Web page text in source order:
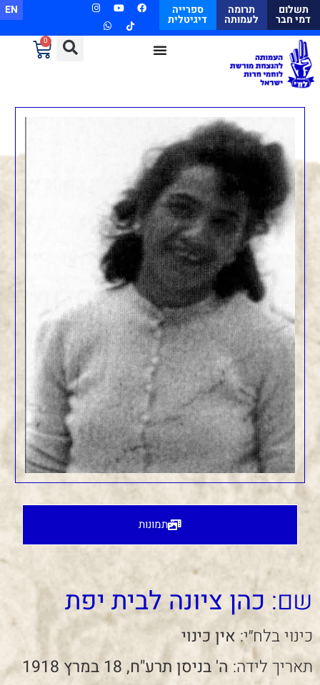
תשלום
דמי חבר
תרומה
לעמותה
ספרייה
דיגיטלית
EN
0
תמונות
שם: כהן ציונה לבית יפת
כינוי בלח״י:אין כינוי
תאריך לידה: ה' בניסן תרע"ח, 18 במרץ 1918